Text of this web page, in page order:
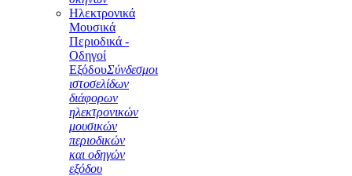
Ηλεκτρονικά
Μουσικά
Περιοδικά -
Οδηγοί
ΕξόδουΣύνδεσμοι
ιστοσελίδων
διάφορων
ηλεκτρονικών
μουσικών
περιοδικών
και οδηγών
εξόδου